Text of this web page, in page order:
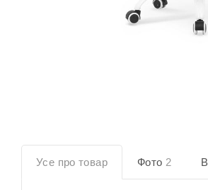
Усе про товар Фото 2